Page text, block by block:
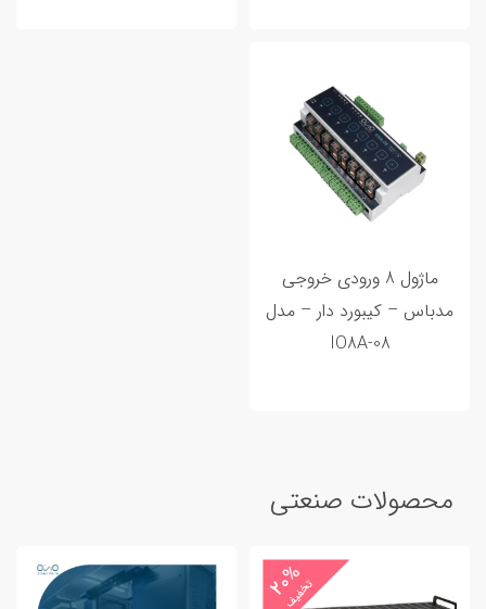
ماژول 8 ورودی خروجی
مدباس – کیبورد دار – مدل
IO8A-08
محصولات صنعتی
20%